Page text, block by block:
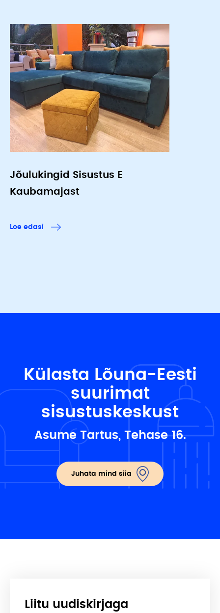
Jõulukingid Sisustus E
Kaubamajast
Loe edasi
Külasta Lõuna-Eesti
suurimat
sisustuskeskust
Asume Tartus, Tehase 16.
Juhata mind siia
Liitu uudiskirjaga